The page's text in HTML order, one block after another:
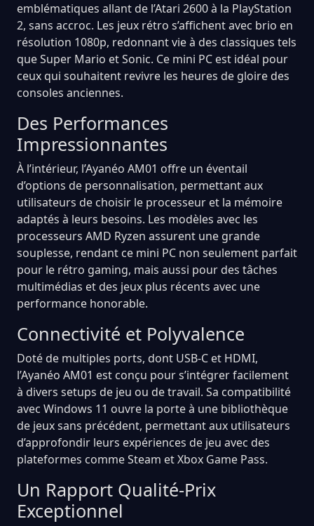
emblématiques allant de l’Atari 2600 à la PlayStation
2, sans accroc. Les jeux rétro s’affichent avec brio en
résolution 1080p, redonnant vie à des classiques tels
que Super Mario et Sonic. Ce mini PC est idéal pour
ceux qui souhaitent revivre les heures de gloire des
consoles anciennes.
Des Performances
Impressionnantes
À l’intérieur, l’Ayanéo AM01 offre un éventail
d’options de personnalisation, permettant aux
utilisateurs de choisir le processeur et la mémoire
adaptés à leurs besoins. Les modèles avec les
processeurs AMD Ryzen assurent une grande
souplesse, rendant ce mini PC non seulement parfait
pour le rétro gaming, mais aussi pour des tâches
multimédias et des jeux plus récents avec une
performance honorable.
Connectivité et Polyvalence
Doté de multiples ports, dont USB-C et HDMI,
l’Ayanéo AM01 est conçu pour s’intégrer facilement
à divers setups de jeu ou de travail. Sa compatibilité
avec Windows 11 ouvre la porte à une bibliothèque
de jeux sans précédent, permettant aux utilisateurs
d’approfondir leurs expériences de jeu avec des
plateformes comme Steam et Xbox Game Pass.
Un Rapport Qualité-Prix
Exceptionnel